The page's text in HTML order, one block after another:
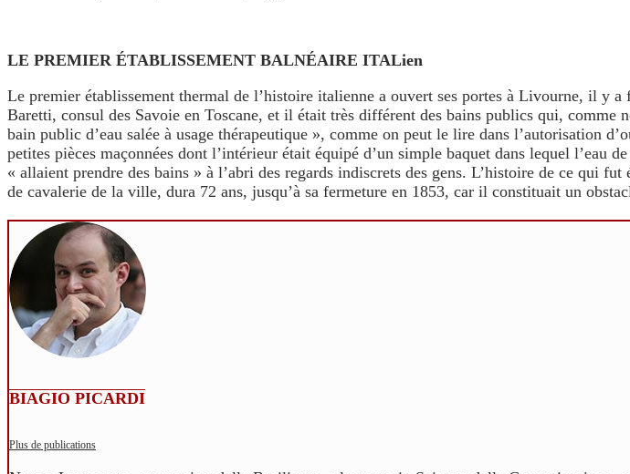
LE PREMIER ÉTABLISSEMENT BALNÉAIRE ITALien
Le premier établissement thermal de l’histoire italienne a ouvert ses portes à Livourne, il y
Baretti, consul des Savoie en Toscane, et il était très différent des bains publics qui,
bain public d’eau salée à usage thérapeutique », comme on peut le lire dans l’autorisation
petites pièces maçonnées dont l’intérieur était équipé d’un simple baquet dans lequel l’eau
« allaient prendre des bains » à l’abri des regards indiscrets des gens. L’histoire de ce qui fut
de cavalerie de la ville, dura 72 ans, jusqu’à sa fermeture en 1853, car il constituait un
BIAGIO PICARDI
Plus de publications